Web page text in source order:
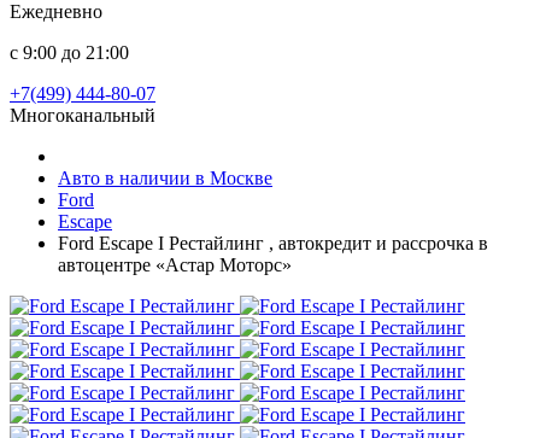
Ежедневно
с 9:00 до 21:00
+7(499) 444-80-07
Многоканальный
Авто в наличии в Москве
Ford
Escape
Ford Escape I Рестайлинг , автокредит и рассрочка в
автоцентре «Астар Моторс»